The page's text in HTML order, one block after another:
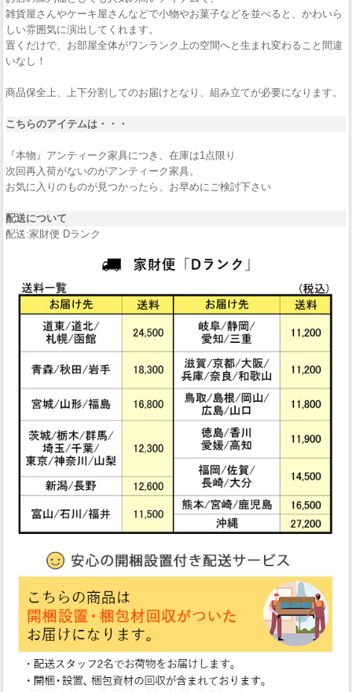
雑貨屋さんやケーキ屋さんなどで小物やお菓子などを並べると、かわいら
しい雰囲気に演出してくれます。
置くだけで、お部屋全体がワンランク上の空間へと生まれ変わること間違
いなし！
商品保全上、上下分割してのお届けとなり、組み立てが必要になります。
こちらのアイテムは・・・
『本物』アンティーク家具につき、在庫は1点限り
次回再入荷がないのがアンティーク家具。
お気に入りのものが見つかったら、お早めにご検討下さい
配送について
配送:家財便 Dランク